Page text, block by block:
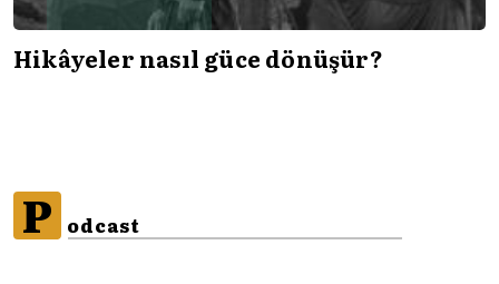
Hikâyeler nasıl güce dönüşür?
P odcast